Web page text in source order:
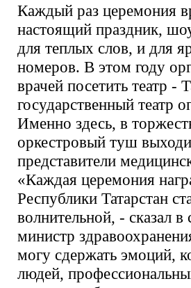
Каждый раз церемония
настоящий праздник,
для теплых слов, и для
номеров. В этом году
врачей посетить театр -
государственный театр
Именно здесь, в
оркестровый туш
представители
«Каждая церемония
Республики Татарстан
волнительной, - сказал
министр
могу сдержать эмоций,
людей,